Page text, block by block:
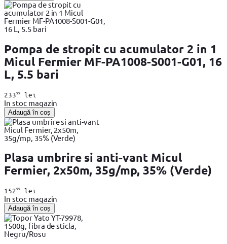
Pompa de stropit cu acumulator 2 in 1
Micul Fermier MF-PA1008-S001-G01, 16
L, 5.5 bari
23399lei
In stoc magazin
Adaugă în coș
Plasa umbrire si anti-vant Micul
Fermier, 2x50m, 35g/mp, 35% (Verde)
15299lei
In stoc magazin
Adaugă în coș